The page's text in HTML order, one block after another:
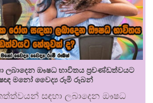
ලබාදෙන ඖෂධ භාවිතය ප්‍රචණ්ඩත්වයට
මනෝ වෛද්‍ය රූමි රූබන්
සඳහා ලබාදෙන ඖෂධ